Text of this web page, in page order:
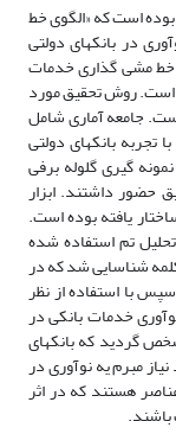
است که «الگوی خط
در بانکهای دولتی
خط مشی گذاری خدمات
است. روش تحقیق مورد
جامعه آماری شامل
تجربه بانکهای دولتی
گیری گلوله برفی
های تحقیق حضور داشتند. ابزار
یافته بوده است.
تم استفاده شده
و کلمه شناسایی شد که در
شدند. سپس با استفاده از نظر
خدمات بانکی در
گردید که بانکهای
مبرم یه نوآوری در
هستند که در اثر
باشند.